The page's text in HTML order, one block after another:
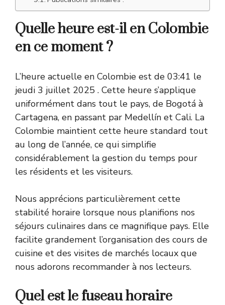
Quelle heure est-il en Colombie
en ce moment ?
L’heure actuelle en Colombie est de 03:41 le
jeudi 3 juillet 2025 . Cette heure s’applique
uniformément dans tout le pays, de Bogotá à
Cartagena, en passant par Medellín et Cali. La
Colombie maintient cette heure standard tout
au long de l’année, ce qui simplifie
considérablement la gestion du temps pour
les résidents et les visiteurs.
Nous apprécions particulièrement cette
stabilité horaire lorsque nous planifions nos
séjours culinaires dans ce magnifique pays. Elle
facilite grandement l’organisation des cours de
cuisine et des visites de marchés locaux que
nous adorons recommander à nos lecteurs.
Quel est le fuseau horaire